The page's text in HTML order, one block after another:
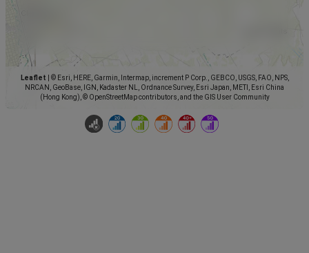
Leaflet
© Esri, HERE, Garmin, Intermap, increment P Corp., GEBCO, USGS, FAO, NPS,
NRCAN, GeoBase, IGN, Kadaster NL, Ordnance Survey, Esri Japan, METI, Esri China
(Hong Kong), © OpenStreetMap contributors, and the GIS User Community